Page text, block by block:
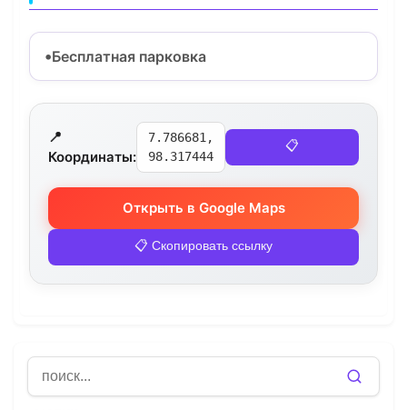
Бесплатная парковка
📍
Координаты:
7.786681,
98.317444
📋
Открыть в Google Maps
📋 Скопировать ссылку